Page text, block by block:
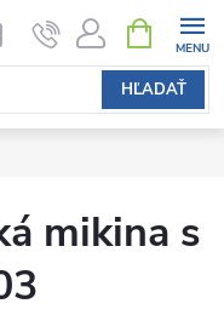
HĽADAŤ
KOŠÍK
mikina s